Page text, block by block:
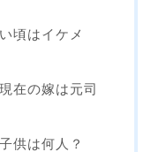
頃はイケメ
在の嫁は元司
供は何人？